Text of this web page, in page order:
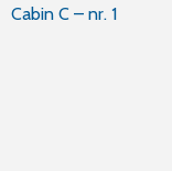
Cabin C – nr. 1